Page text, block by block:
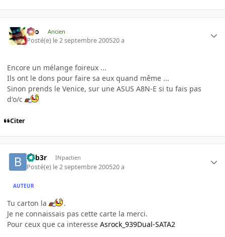
eYo Ancien
Posté(e) le 2 septembre 200520 a
Encore un mélange foireux ...
Ils ont le dons pour faire sa eux quand même ...
Sinon prends le Venice, sur une ASUS A8N-E si tu fais pas
d'o/c
Citer
beb3r INpactien
Posté(e) le 2 septembre 200520 a
AUTEUR
Tu carton la
.
Je ne connaissais pas cette carte la merci.
Pour ceux que ca interesse Asrock_939Dual-SATA2